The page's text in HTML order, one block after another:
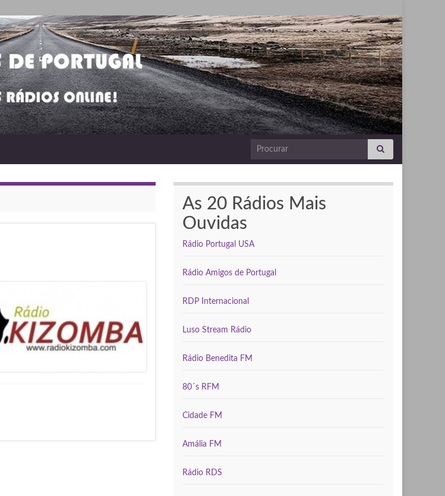
Search for:
As 20 Rádios Mais
Ouvidas
Rádio Portugal USA
Rádio Amigos de Portugal
RDP Internacional
Luso Stream Rádio
Rádio Benedita FM
80´s RFM
Cidade FM
Amália FM
Rádio RDS